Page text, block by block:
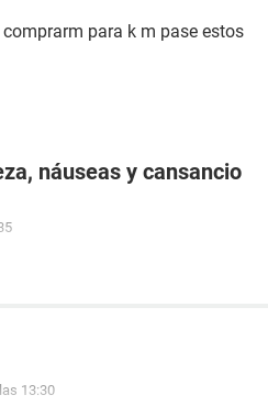
para k m pase estos
náuseas y cansancio
13:30